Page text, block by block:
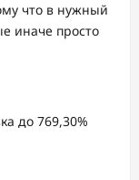
что в нужный
иначе просто
до 769,30%